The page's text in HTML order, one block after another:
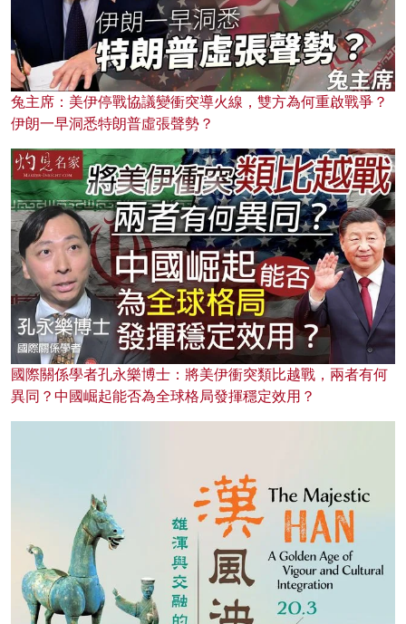
兔主席：美伊停戰協議變衝突導火線，雙方為何重啟戰爭？
伊朗一早洞悉特朗普虛張聲勢？
國際關係學者孔永樂博士：將美伊衝突類比越戰，兩者有何
異同？中國崛起能否為全球格局發揮穩定效用？